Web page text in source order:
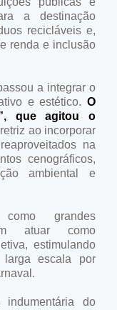
a destinação
recicláveis e,
renda e inclusão
a integrar o
e estético. O
que agitou o
ao incorporar
na
cenográficos,
ambiental e
grandes
atuar como
estimulando
larga escala por
do